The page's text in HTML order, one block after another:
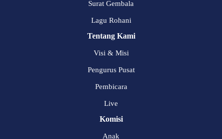
Surat Gembala
Lagu Rohani
Tentang Kami
Visi & Misi
Pengurus Pusat
Pembicara
Live
Komisi
Anak